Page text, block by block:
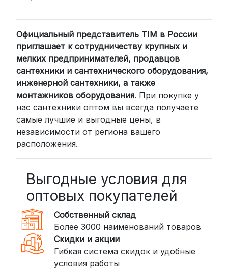
компании (СДЭК, BoxBerry, DPD)
Для клиентов из других регионов
России мы сотрудничаем с
проверенными транспортными
компаниями:
СДЭК: Выбирайте доставку до
пункта выдачи (от 2 дней) или
курьером до двери (от 3 дней).
Стоимость начинается от300
рублей
пунктов выдачи или курьером.
Сроки — от 2 дней, стоимость — от
350 рублей
DPD: Международная служба
доставки, которая работает и
внутри России. Сроки — от 2 дней,
стоимость — от 400 рублей
Официальный представитель TIM в России
приглашает к сотрудничеству крупных и
мелких предпринимателей, продавцов
сантехники и сантехнического оборудования,
инженерной сантехники, а также
монтажников оборудования. При покупке у
нас сантехники оптом вы всегда получаете
самые лучшие и выгодные цены, в
независимости от региона вашего
расположения.
Выгодные условия для
оптовых покупателей
Собственный склад
Более 3000 наименований товаров
Скидки и акции
Гибкая система скидок и удобные
условия работы